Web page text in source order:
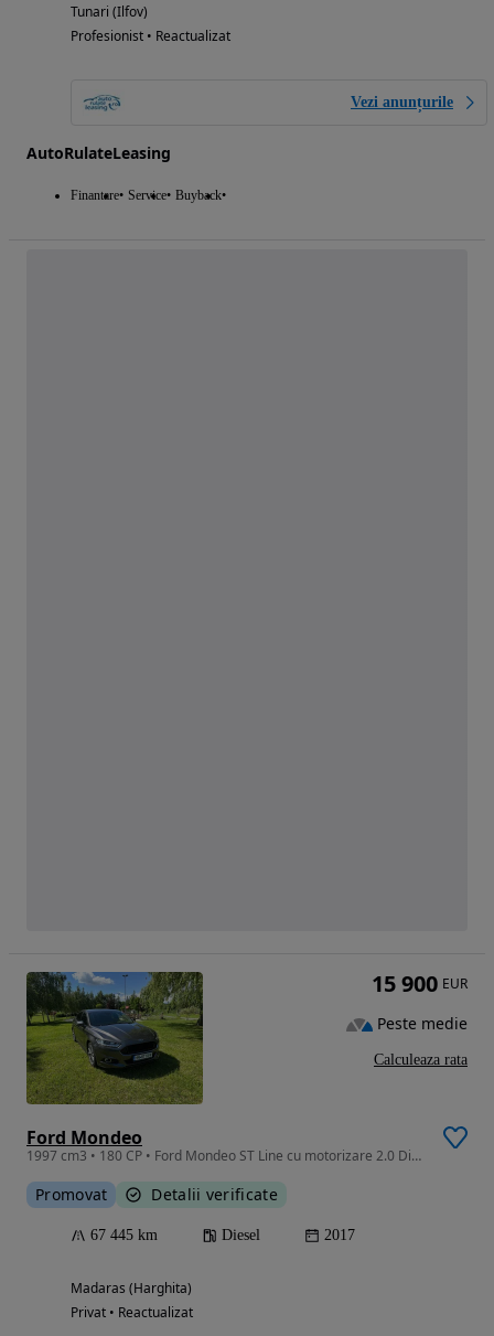
Tunari (Ilfov)
Profesionist • Reactualizat
Vezi anunțurile
AutoRulateLeasing
Finantare Service Buyback
Ford Mondeo
1997 cm3 • 180 CP • Ford Mondeo ST Line cu motorizare 2.0 Diesel 132 kW(178CP) An fabricat
Promovat Detalii verificate
67 445 km Diesel 2017
Madaras (Harghita)
Privat • Reactualizat
15 900 EUR
Peste medie
Calculeaza rata